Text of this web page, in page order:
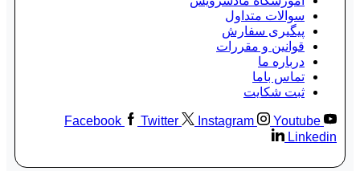
سوالات متداول
پیگیری سفارش
قوانین و مقررات
درباره ما
تماس باما
ثبت شکایت
Facebook Twitter Instagram
Youtube
Linkedin